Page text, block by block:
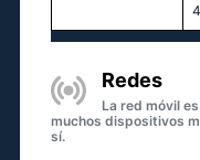
Redes
La red móvil
muchos dispositivos
sí.